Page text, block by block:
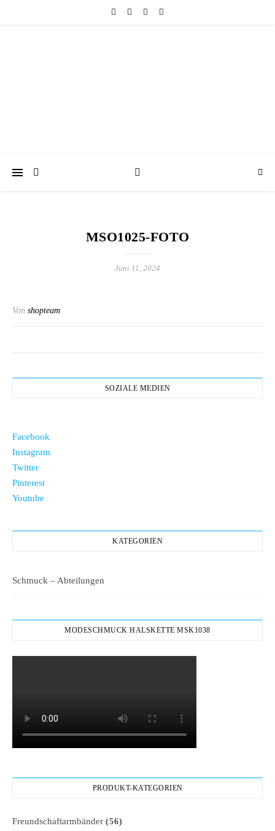
MSO1025-FOTO
Juni 11, 2024
Von shopteam
SOZIALE MEDIEN
Facebook
Instagram
Twitter
Pinterest
Youtube
KATEGORIEN
Schmuck – Abteilungen
MODESCHMUCK HALSKETTE MSK1038
PRODUKT-KATEGORIEN
Freundschaftarmbänder (56)